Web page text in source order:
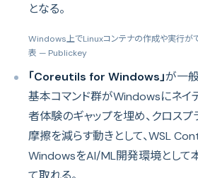
となる。
Windows上でLinuxコンテナの作成や実行が
表 — Publickey
「Coreutils for Windows」が一
基本コマンド群がWindowsにネイ
者体験のギャップを埋め、クロスプ
摩擦を減らす動きとして、WSL
WindowsをAI/ML開発環境として